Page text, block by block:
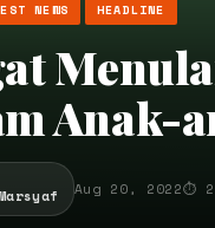
NEWS HEADLINE
Anak-
Aug 20, 2022⏱ 2